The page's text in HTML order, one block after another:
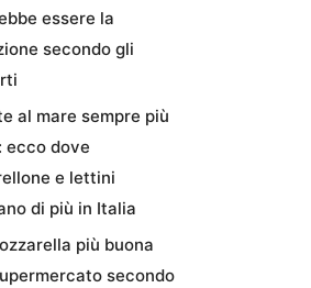
essere la
secondo gli
al mare sempre più
ecco dove
e lettini
di più in Italia
più buona
secondo